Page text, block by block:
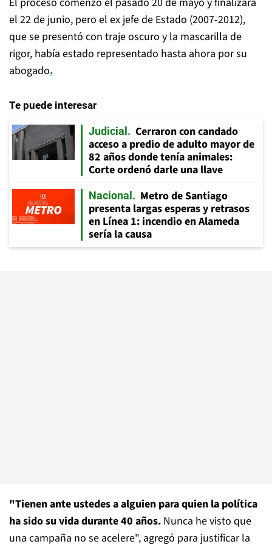
el 22 de junio, pero el ex jefe de Estado (2007-2012),
que se presentó con traje oscuro y la mascarilla de
rigor, había estado representado hasta ahora por su
abogado.
Te puede interesar
Judicial
Cerraron con candado
acceso a predio de adulto mayor de
82 años donde tenía animales:
Corte ordenó darle una llave
Nacional
Metro de Santiago
presenta largas esperas y retrasos
en Línea 1: incendio en Alameda
sería la causa
"Tienen ante ustedes a alguien para quien la política
ha sido su vida durante 40 años. Nunca he visto que
una campaña no se acelere", agregó para justificar la